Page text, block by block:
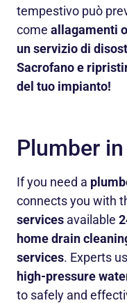
tempestivo può
come allagamenti
un servizio di
Sacrofano e
del tuo impianto!
Plumber
If you need a
connects you with
services available
home drain
services. Experts
high-pressure
to safely and